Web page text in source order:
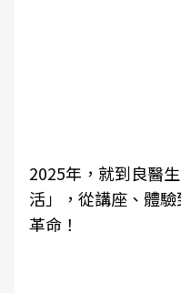
2025年，就到良醫
活」，從講座、體
革命！